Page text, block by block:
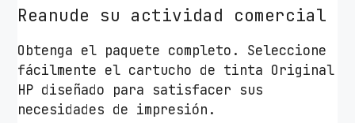
Reanude su actividad comercial
Obtenga el paquete completo. Seleccione
fácilmente el cartucho de tinta Original
HP diseñado para satisfacer sus
necesidades de impresión.